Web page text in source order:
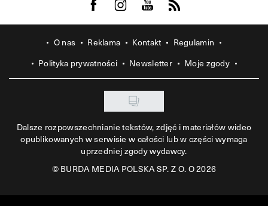
Visit us on Facebook
Visit us on Instagram
Visit us on Youtube
Visit us on Rss
O nas Reklama Kontakt
Regulamin
Polityka prywatności
Newsletter Moje zgody
Dalsze rozpowszechnianie tekstów, zdjęć i materiałów wideo
opublikowanych w serwisie w całości lub w części wymaga
uprzedniej zgody wydawcy.
©BURDA MEDIA POLSKA SP. Z O. O 2026